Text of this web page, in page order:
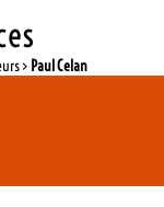
> Paul Celan